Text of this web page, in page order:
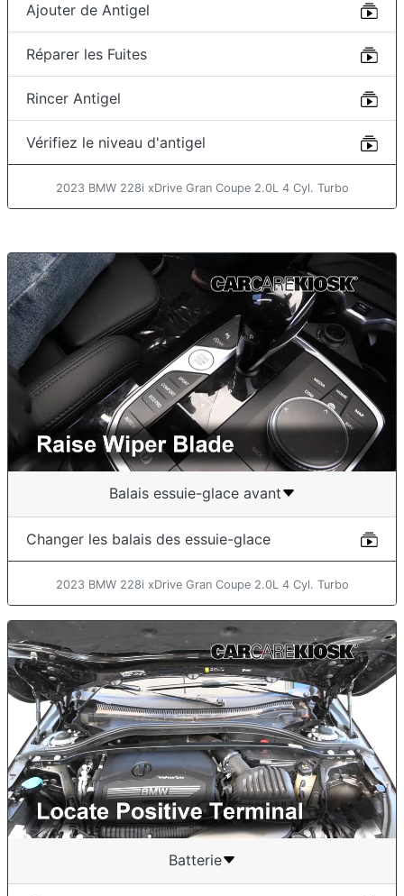
Ajouter de Antigel
Réparer les Fuites
Rincer Antigel
Vérifiez le niveau d'antigel
2023 BMW 228i xDrive Gran Coupe 2.0L 4 Cyl. Turbo
Balais essuie-glace avant
Changer les balais des essuie-glace
2023 BMW 228i xDrive Gran Coupe 2.0L 4 Cyl. Turbo
Batterie